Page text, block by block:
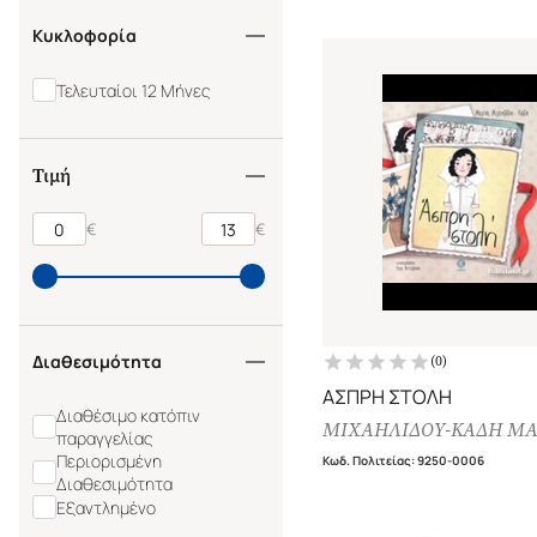
Κυκλοφορία
Τελευταίοι 12 Μήνες
Τιμή
€ €
Διαθεσιμότητα
Διαθέσιμο κατόπιν
παραγγελίας
Περιορισμένη
Διαθεσιμότητα
Εξαντλημένο
(0)
ΑΣΠΡΗ ΣΤΟΛΗ
ΜΙΧΑΗΛΙΔΟΥ-ΚΑΔΗ
Κωδ. Πολιτείας:9250-0006